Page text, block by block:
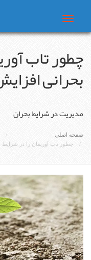
Toggle
چطور تاب
بحرانی
مدیریت در شرایط بحران
صفحه اصلی
چطور تاب آوریمان را در شرایط